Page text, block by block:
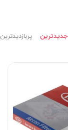
جدیدترین پربازدیدترین